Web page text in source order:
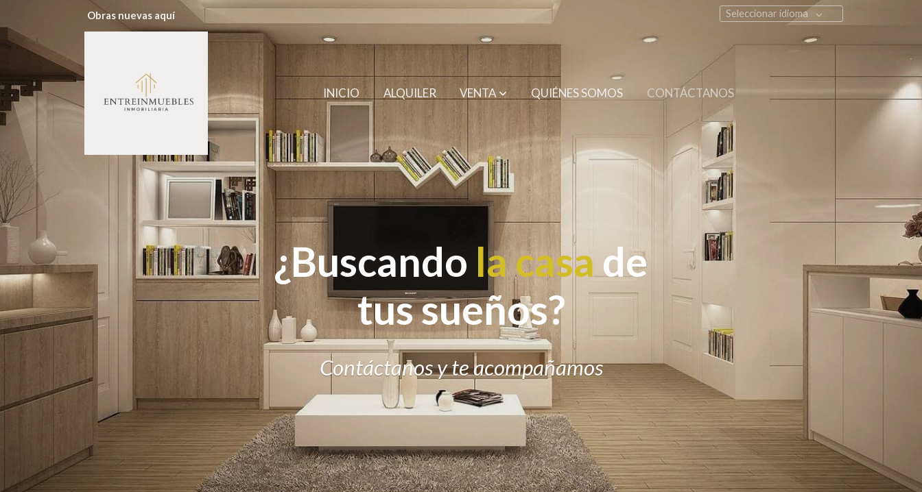
Obras nuevas aquí Seleccionar idioma
INICIO ALQUILER VENTA QUIÉNES SOMOS CONTÁCTANOS
¿Buscando la casade
tus sueños?
Contáctanos y te acompañamos